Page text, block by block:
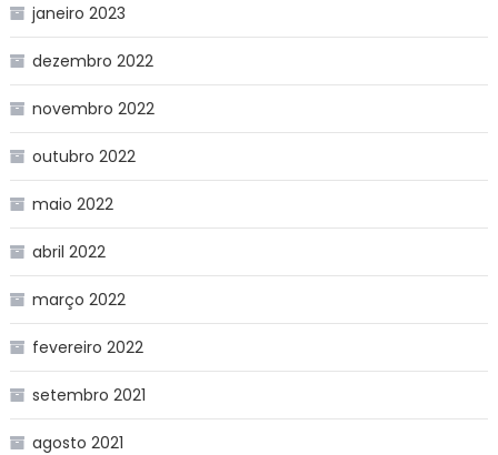
janeiro 2023
dezembro 2022
novembro 2022
outubro 2022
maio 2022
abril 2022
março 2022
fevereiro 2022
setembro 2021
agosto 2021